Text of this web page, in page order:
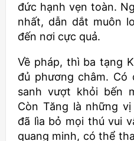
đức hạnh vẹn toàn.
nhất, dẫn dắt muôn
đến nơi cực quả.
Về pháp, thì ba tạng
đủ phương châm. Có
sanh vượt khỏi bến
Còn Tăng là những
đã lìa bỏ mọi thú vui
quang minh, có thể